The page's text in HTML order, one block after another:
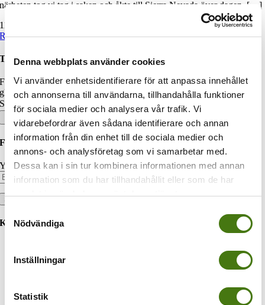
Denna webbplats använder cookies
Vi använder enhetsidentifierare för att anpassa innehållet
och annonserna till användarna, tillhandahålla funktioner
för sociala medier och analysera vår trafik. Vi
vidarebefordrar även sådana identifierare och annan
information från din enhet till de sociala medier och
annons- och analysföretag som vi samarbetar med.
Dessa kan i sin tur kombinera informationen med annan
information som du har tillhandahållit eller som de har
samlat in när du har använt deras tjänster.
Nödvändiga
Inställningar
Statistik
närheten tog vi tag i saken och åkte till Sierra Nevada över dagen. […]
11 januari, 2015
Read More
Turisterna.se
Familjen Magnusson har gett sig ut på resa. Vi utlovar restips och
glimtar från härliga platser i världen. Häng med oss!
Sök efter:
Följ bloggen via e-post
Your email:
Kategorier
Drömresor
Italien